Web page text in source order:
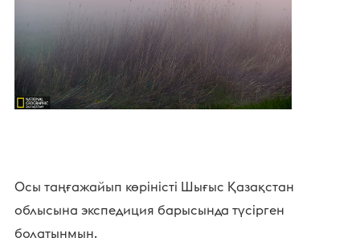
Осы таңғажайып көріністі Шығыс Қазақстан
облысына экспедиция барысында түсірген
болатынмын.